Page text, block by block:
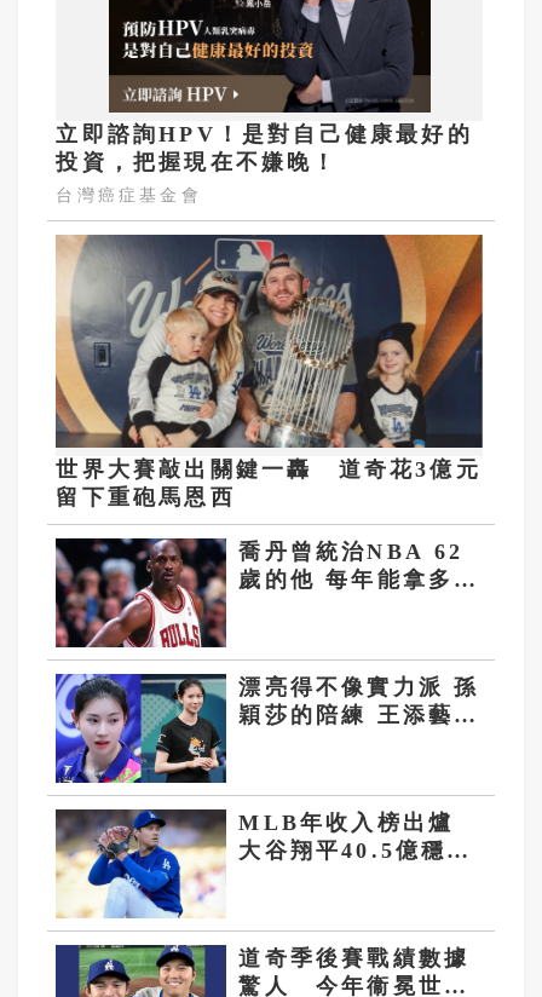
立即諮詢HPV！是對自己健康最好的
投資，把握現在不嫌晚！
台灣癌症基金會
世界大賽敲出關鍵一轟 道奇花3億元
留下重砲馬恩西
喬丹曾統治NBA 62
歲的他 每年能拿多少
漂亮得不像實力派 孫
穎莎的陪練 王添藝陸
MLB年收入榜出爐
大谷翔平40.5億穩居
道奇季後賽戰績數據
驚人 今年衞冕世界